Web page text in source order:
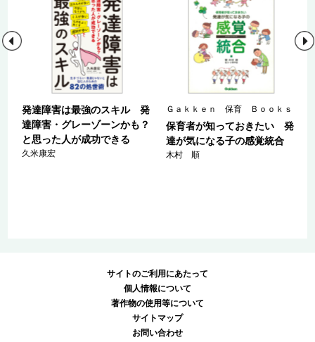
発達障害は最強のスキル 発
達障害・グレーゾーンかも？
と思った人が成功できる
久米康宏
Ｇａｋｋｅｎ 保育 Ｂｏｏｋｓ
保育者が知っておきたい 発
達が気になる子の感覚統合
木村 順
サイトのご利用にあたって
個人情報について
著作物の使用等について
サイトマップ
お問い合わせ